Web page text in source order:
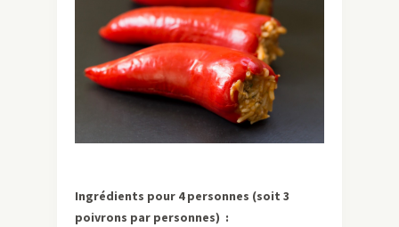
Ingrédients pour 4 personnes (soit 3
poivrons par personnes) :